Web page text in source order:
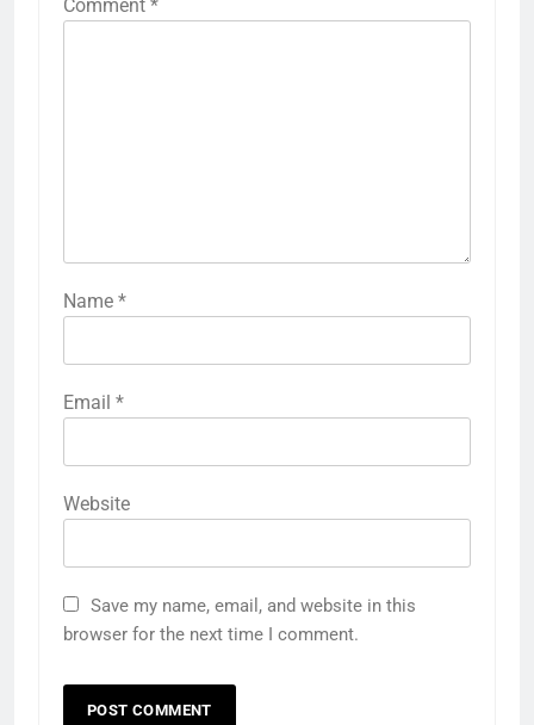
Comment *
Name *
Email *
Website
Save my name, email, and website in this
browser for the next time I comment.